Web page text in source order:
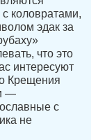
коловратами,
эдак за
что это
интересуют
Крещения
—
с
не